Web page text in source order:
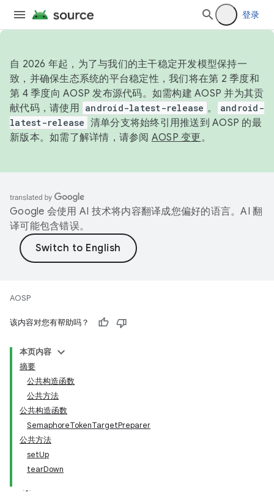
登录
自 2026 年起，为了与我们的主干稳定开发模型保持一
致，并确保生态系统的平台稳定性，我们将在第 2 季度和
第 4 季度向 AOSP 发布源代码。如需构建 AOSP 并为其贡
献代码，请使用 android-latest-release 。
android-
latest-release 清单分支将始终引用推送到 AOSP 的最
新版本。如需了解详情，请参阅 AOSP 变更。
Google 会使用 AI 技术将内容翻译成您偏好的语言。AI 翻
译可能包含错误。
AOSP
该内容对您有帮助吗？
本页内容
摘要
公共构造函数
公共方法
公共构造函数
SemaphoreTokenTargetPreparer
公共方法
setUp
tearDown